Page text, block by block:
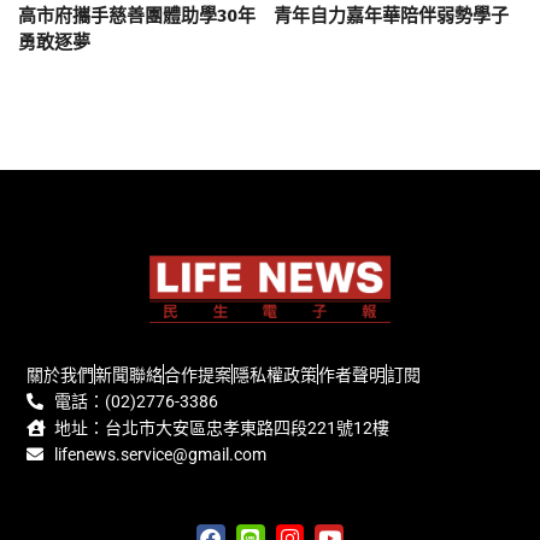
高市府攜手慈善團體助學30年 青年自力嘉年華陪伴弱勢學子
勇敢逐夢
關於我們新聞聯絡合作提案隱私權政策作者聲明訂閱
電話：(02)2776-3386
地址：台北市大安區忠孝東路四段221號12樓
lifenews.service@gmail.com